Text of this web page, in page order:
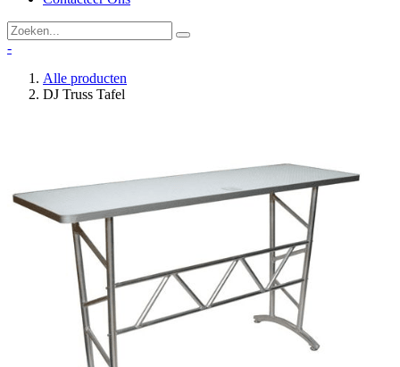
-
Alle producten
DJ Truss Tafel